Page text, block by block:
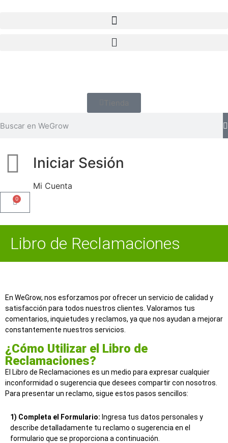
Iniciar Sesión
Mi Cuenta
0
Libro de Reclamaciones
En WeGrow, nos esforzamos por ofrecer un servicio de calidad y
satisfacción para todos nuestros clientes. Valoramos tus
comentarios, inquietudes y reclamos, ya que nos ayudan a mejorar
constantemente nuestros servicios.
¿Cómo Utilizar el Libro de
Reclamaciones?
El Libro de Reclamaciones es un medio para expresar cualquier
inconformidad o sugerencia que desees compartir con nosotros.
Para presentar un reclamo, sigue estos pasos sencillos:
1) Completa el Formulario: Ingresa tus datos personales y
describe detalladamente tu reclamo o sugerencia en el
formulario que se proporciona a continuación.